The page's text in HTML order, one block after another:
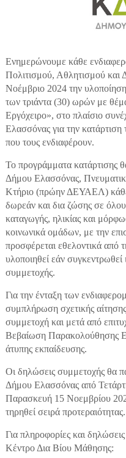
Ενημερώνουμε κάθε
Πολιτισμού, Αθλητισμού και
Νοέμβριο 2024 την
των τριάντα (30) ωρών με
Εργόχειρο», στο πλαίσιο
Ελασσόνας για την κατάρτιση
που τους ενδιαφέρουν.
Το προγράμματα
Δήμου Ελασσόνας,
Κτήριο (πρώην ΔΕΥΑΕΛ)
δωρεάν και δια ζώσης σε
καταγωγής, ηλικίας και
κοινωνικά ομάδων, με την
προσφέρεται εθελοντικά από
υλοποιηθεί εάν
συμμετοχής.
Για την ένταξη των
συμπλήρωση σχετικής
συμμετοχή και μετά από
Βεβαίωση Παρακολούθησης
άτυπης εκπαίδευσης.
Οι δηλώσεις συμμετοχής θα
Δήμου Ελασσόνας από
Παρασκευή 15 Νοεμβρίου
τηρηθεί σειρά προτεραιότητας.
Για πληροφορίες και
Κέντρο Δια Βίου Μάθησης: